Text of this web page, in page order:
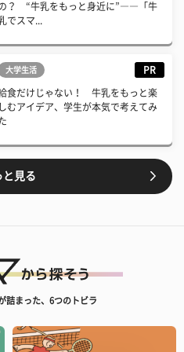
？ “牛乳をもっと身近に”――「牛
でスマ...
大学生活 PR
食だけじゃない！ 牛乳をもっと楽
しむアイデア、学生が本気で考えてみ
と見る
詰まった、6つのトビラ